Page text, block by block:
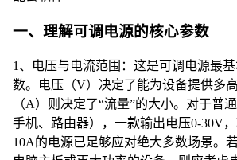
一、理解可调电源的核心参数
1、电压与电流范围：这是可调电源最
数。电压（V）决定了能为设备提供多
（A）则决定了“流量”的大小。对于普
手机、路由器），一款输出电压0-30V
10A的电源已足够应对绝大多数场景。